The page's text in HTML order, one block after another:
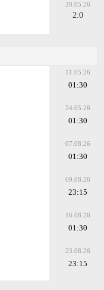
28.05.26
2:0
11.05.26
01:30
24.05.26
01:30
07.08.26
01:30
09.08.26
23:15
16.08.26
01:30
23.08.26
23:15